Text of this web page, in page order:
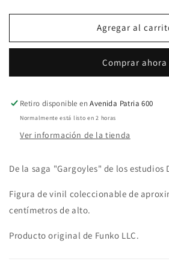
para
Disney
Demona
para
Pop!
Disney
Demona
Agregar al
Comprar ahora
Retiro disponible enAvenida Patria 600
Normalmente está listo en 2 horas
Ver información de la tienda
De la saga "Gargoyles" de los estudios
Figura de vinil coleccionable de
centímetros de alto.
Producto original de Funko LLC.